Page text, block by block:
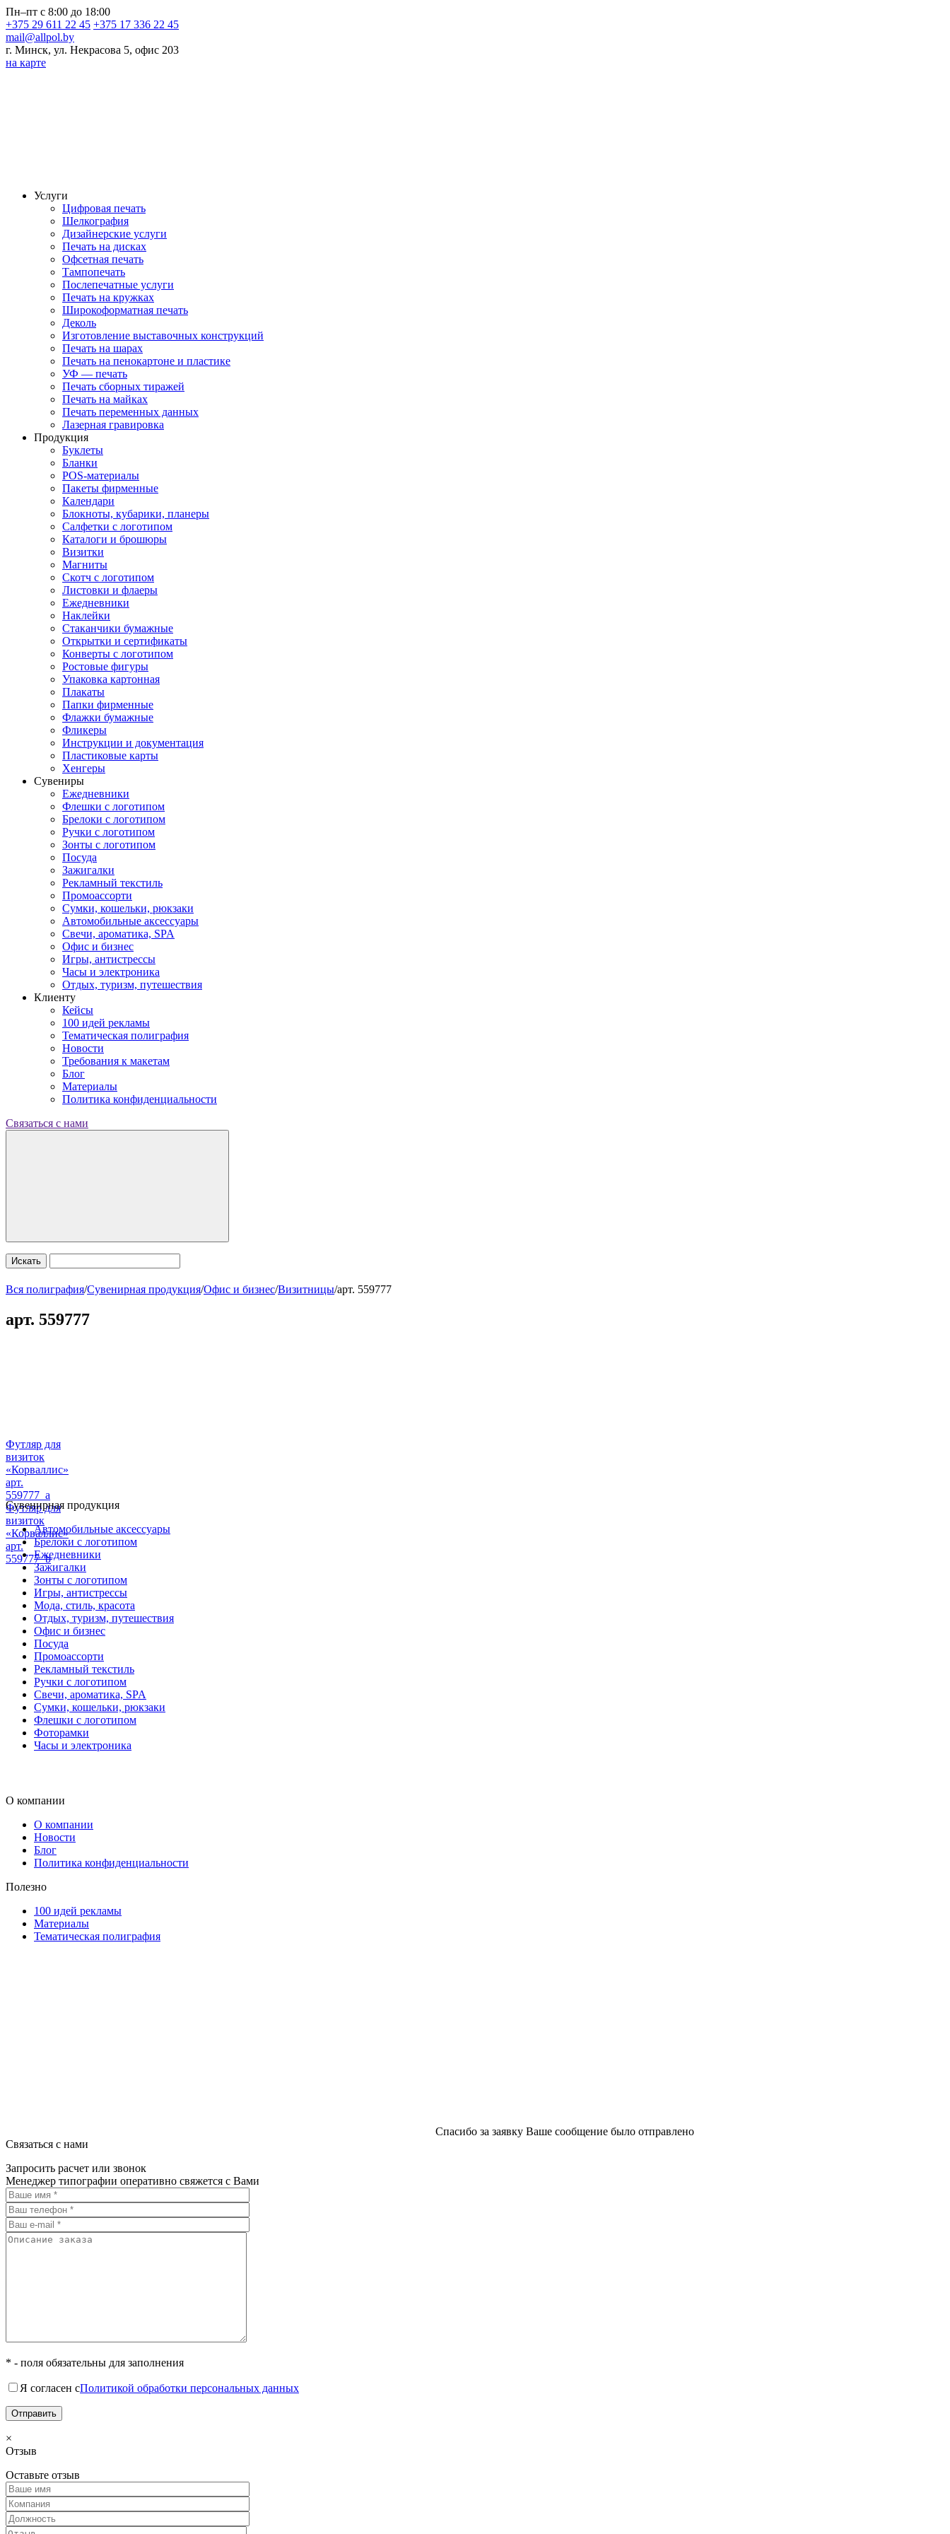
Пн–пт с 8:00 до 18:00
+375 29 611 22 45 +375 17 336 22 45
mail@allpol.by
г. Минск, ул. Некрасова 5, офис 203
на карте
Услуги
Цифровая печать
Шелкография
Дизайнерские услуги
Печать на дисках
Офсетная печать
Тампопечать
Послепечатные услуги
Печать на кружках
Широкоформатная печать
Деколь
Изготовление выставочных конструкций
Печать на шарах
Печать на пенокартоне и пластике
УФ — печать
Печать сборных тиражей
Печать на майках
Печать переменных данных
Лазерная гравировка
Продукция
Буклеты
Бланки
POS-материалы
Пакеты фирменные
Календари
Блокноты, кубарики, планеры
Салфетки с логотипом
Каталоги и брошюры
Визитки
Магниты
Скотч с логотипом
Листовки и флаеры
Ежедневники
Наклейки
Стаканчики бумажные
Открытки и сертификаты
Конверты с логотипом
Ростовые фигуры
Упаковка картонная
Плакаты
Папки фирменные
Флажки бумажные
Фликеры
Инструкции и документация
Пластиковые карты
Хенгеры
Сувениры
Ежедневники
Флешки с логотипом
Брелоки с логотипом
Ручки с логотипом
Зонты с логотипом
Посуда
Зажигалки
Рекламный текстиль
Промоассорти
Сумки, кошельки, рюкзаки
Автомобильные аксессуары
Свечи, ароматика, SPA
Офис и бизнес
Игры, антистрессы
Часы и электроника
Отдых, туризм, путешествия
Клиенту
Кейсы
100 идей рекламы
Тематическая полиграфия
Новости
Требования к макетам
Блог
Материалы
Политика конфиденциальности
Связаться с нами
Искать
Вся полиграфия/Сувенирная продукция/Офис и бизнес/Визитницы/арт. 559777
арт. 559777
Футляр для
визиток
«Корваллис»
арт.
559777_a
Футляр для
визиток
«Корваллис»
арт.
559777_b
Сувенирная продукция
Автомобильные аксессуары
Брелоки с логотипом
Ежедневники
Зажигалки
Зонты с логотипом
Игры, антистрессы
Мода, стиль, красота
Отдых, туризм, путешествия
Офис и бизнес
Посуда
Промоассорти
Рекламный текстиль
Ручки с логотипом
Свечи, ароматика, SPA
Сумки, кошельки, рюкзаки
Флешки с логотипом
Фоторамки
Часы и электроника
О компании
О компании
Новости
Блог
Политика конфиденциальности
Полезно
100 идей рекламы
Материалы
Тематическая полиграфия
Спасибо за заявку Ваше сообщение было отправлено
Связаться с нами
Запросить расчет или звонок
Менеджер типографии оперативно свяжется с Вами
* - поля обязательны для заполнения
Я согласен сПолитикой обработки персональных данных
×
Отзыв
Оставьте отзыв